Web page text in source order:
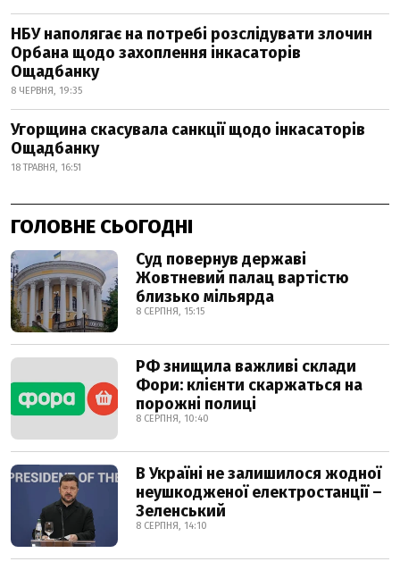
НБУ наполягає на потребі розслідувати злочин
Орбана щодо захоплення інкасаторів
Ощадбанку
8 ЧЕРВНЯ, 19:35
Угорщина скасувала санкції щодо інкасаторів
Ощадбанку
18 ТРАВНЯ, 16:51
ГОЛОВНЕ СЬОГОДНІ
Суд повернув державі
Жовтневий палац вартістю
близько мільярда
8 СЕРПНЯ, 15:15
РФ знищила важливі склади
Фори: клієнти скаржаться на
порожні полиці
8 СЕРПНЯ, 10:40
В Україні не залишилося жодної
неушкодженої електростанції –
Зеленський
8 СЕРПНЯ, 14:10